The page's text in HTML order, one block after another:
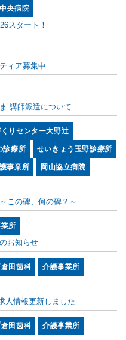
央病院
スタート！
ィア募集中
講師派遣について
りセンター大野辻
診療所 せいきょう玉野診療所
事業所 岡山協立病院
この碑、何の碑？～
所
お知らせ
田歯科 介護事業所
人情報更新しました
田歯科 介護事業所